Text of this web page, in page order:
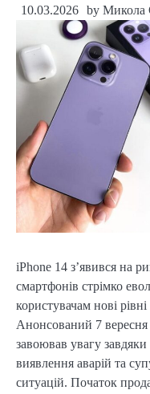
10.03.2026 by Микола
iPhone 14 з’явився на
смартфонів стрімко
користувачам нові
Анонсований 7
завоював увагу
виявлення аварій та
ситуацій. Початок